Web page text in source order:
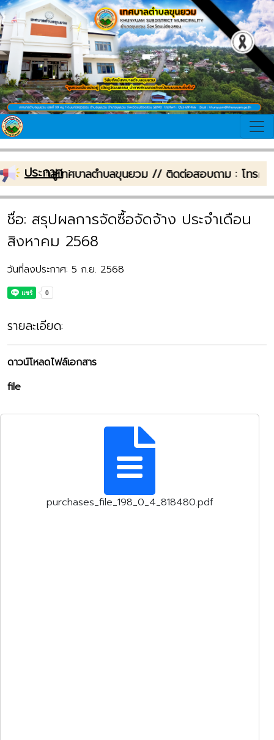
ประกาศ:
นรับเข้าสู่เทศบาลตำบลขุนยวม // ติดต่อสอบถาม : โทรศัพ
ชื่อ: สรุปผลการจัดซื้อจัดจ้าง ประจำเดือน
สิงหาคม 2568
วันที่ลงประกาศ: 5 ก.ย. 2568
รายละเอียด:
ดาวน์โหลดไฟล์เอกสาร
file
purchases_file_198_0_4_818480.pdf